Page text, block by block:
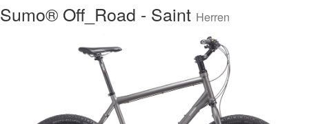
Sumo® Off_Road - Saint Herren